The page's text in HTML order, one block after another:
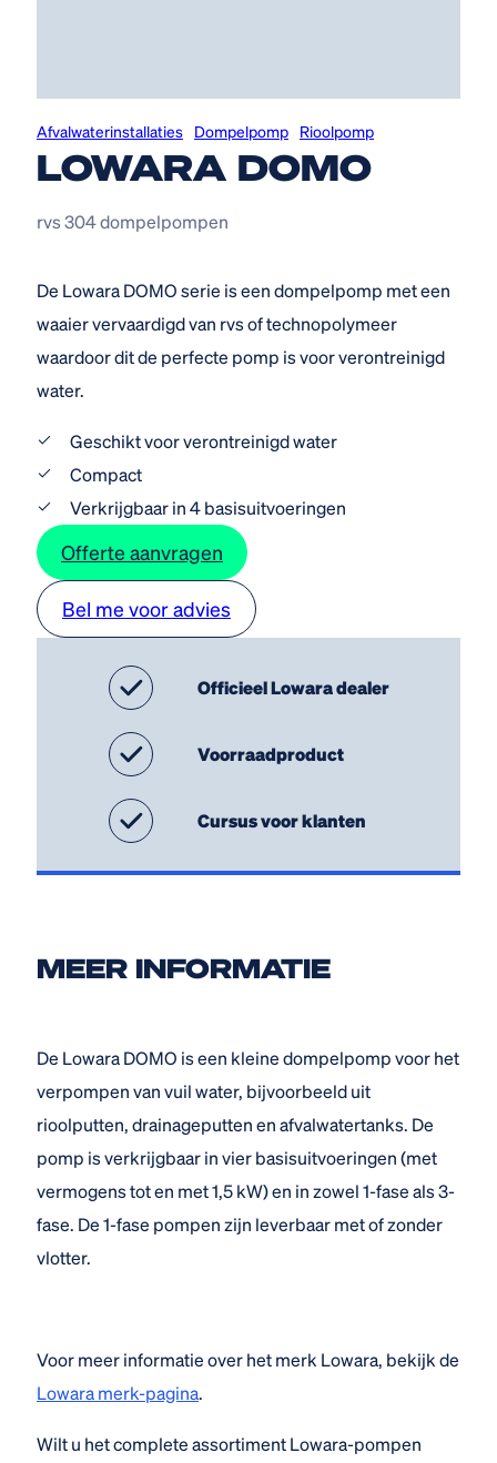
Afvalwater­installaties Dompelpomp Rioolpomp
LOWARA DOMO
rvs 304 dompelpompen
De Lowara DOMO serie is een dompelpomp met een
waaier vervaardigd van rvs of technopolymeer
waardoor dit de perfecte pomp is voor verontreinigd
water.
Geschikt voor verontreinigd water
Compact
Verkrijgbaar in 4 basisuitvoeringen
Offerte aanvragen
Bel me voor advies
Officieel Lowara dealer
Voorraadproduct
Cursus voor klanten
MEER INFORMATIE
De Lowara DOMO is een kleine dompelpomp voor het
verpompen van vuil water, bijvoorbeeld uit
rioolputten, drainageputten en afvalwatertanks. De
pomp is verkrijgbaar in vier basisuitvoeringen (met
vermogens tot en met 1,5 kW) en in zowel 1-fase als 3-
fase. De 1-fase pompen zijn leverbaar met of zonder
vlotter.
Voor meer informatie over het merk Lowara, bekijk de
Lowara merk-pagina.
Wilt u het complete assortiment Lowara-pompen